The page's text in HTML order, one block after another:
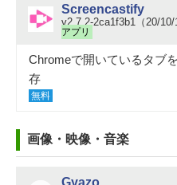
Screencastify
v2.7.2-2ca1f3b1（20/10/
アプリ
Chromeで開いているタブ
存
無料
画像・映像・音楽
Gyazo